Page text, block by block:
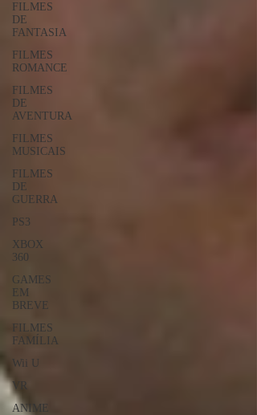
FILMES
DE
FANTASIA
FILMES
ROMANCE
FILMES
DE
AVENTURA
FILMES
MUSICAIS
FILMES
DE
GUERRA
PS3
XBOX
360
GAMES
EM
BREVE
FILMES
FAMÍLIA
Wii U
VR
ANIME